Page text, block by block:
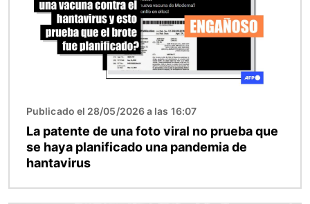
Publicado el 28/05/2026 a las 16:07
La patente de una foto viral no prueba que
se haya planificado una pandemia de
hantavirus